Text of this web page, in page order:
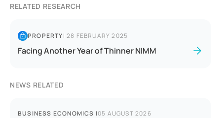
RELATED RESEARCH
PROPERTY|28 FEBRUARY 2025
Facing Another Year of Thinner NIMM
NEWS RELATED
BUSINESS ECONOMICS |05 AUGUST 2026